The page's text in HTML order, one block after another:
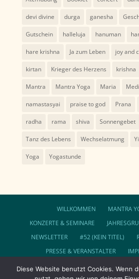
devi divine durga ganesha
Gutschein halleluja hanuman
hare krishna Ja zum Leben joy and
kirtan Krieger des Herzens krishna
Mantra Mantra Yoga Maria
namastasyai praise to god Prana
radha rama shiva Sonnengebet
Tanz des Lebens Wechselatmung
Yoga Yogastunde
WILLKOMMEN
MANTRA
KONZERTE & SEMINARE
NEWSLETTER
#52 (KEIN TITEL)
PRESSE & VERANSTALTER
DATENSCHUTZ
Diese Website benutzt Cookies. Wenn